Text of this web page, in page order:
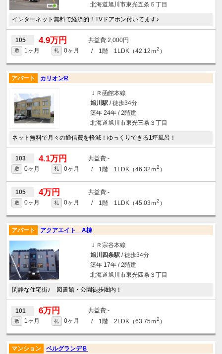
北海道旭川市東光五条５丁目
インターネット無料で経済的！TVドアホン付いてます♪
105 4.9万円 2,000円
敷 1ヶ月 礼 0ヶ月 / 1階 1LDK（42.12ｍ2 ）
アパート カリオンR
ＪＲ函館本線
旭川駅/ 徒歩34分
築年 24年 / 2階建
北海道旭川市東光三条３丁目
ネット無料で月々の通信費を軽減！ゆっくりできる1坪風呂！
103 4.1万円 -
敷 0ヶ月 礼 0ヶ月 / 1階 1LDK（46.32ｍ2 ）
105 4万円 -
敷 0ヶ月 礼 0ヶ月 / 1階 1LDK（45.03ｍ2 ）
アパート アクアエイト A棟
ＪＲ宗谷本線
旭川四条駅/ 徒歩34分
築年 17年 / 2階建
北海道旭川市東光四条３丁目
閑静な住宅街♪ 図書館・公園徒歩圏内！
101 6万円 -
敷 1ヶ月 礼 0ヶ月 / 1階 2LDK（63.75ｍ2 ）
マンション ベルグランデＢ